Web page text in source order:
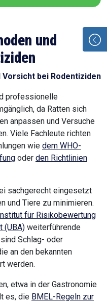
und
bei Rodentiziden
professionelle
da Ratten sich
anpassen und Versuche
Viele Fachleute richten
wie dem WHO-
oder den Richtlinien
sachgerecht eingesetzt
und Tiere zu minimieren.
für Risikobewertung
(UBA) weiterführende
Schlag- oder
an den bekannten
werden.
etwa in der Gastronomie
es, die BMEL-Regeln zur